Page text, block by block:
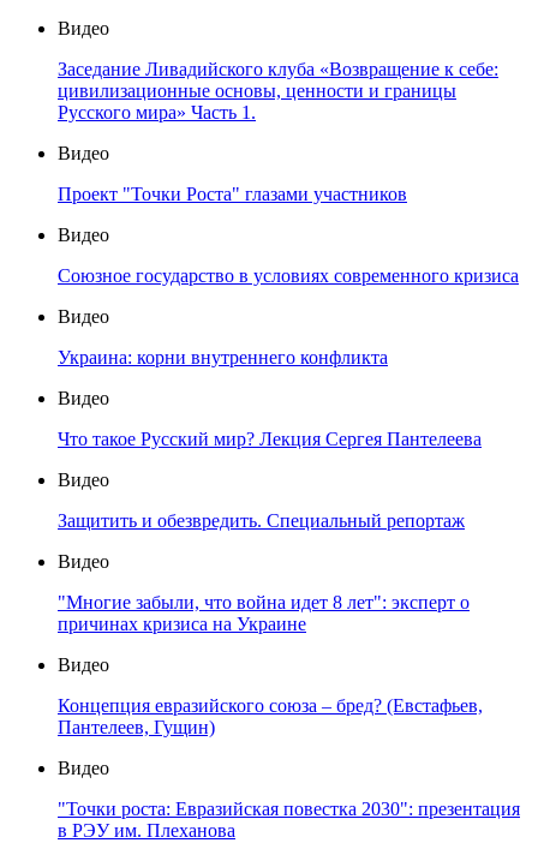
Видео
Заседание Ливадийского клуба «Возвращение к себе:
цивилизационные основы, ценности и границы
Русского мира» Часть 1.
Видео
Проект "Точки Роста" глазами участников
Видео
Союзное государство в условиях современного кризиса
Видео
Украина: корни внутреннего конфликта
Видео
Что такое Русский мир? Лекция Сергея Пантелеева
Видео
Защитить и обезвредить. Специальный репортаж
Видео
"Многие забыли, что война идет 8 лет": эксперт о
причинах кризиса на Украине
Видео
Концепция евразийского союза – бред? (Евстафьев,
Пантелеев, Гущин)
Видео
"Точки роста: Евразийская повестка 2030": презентация
в РЭУ им. Плеханова